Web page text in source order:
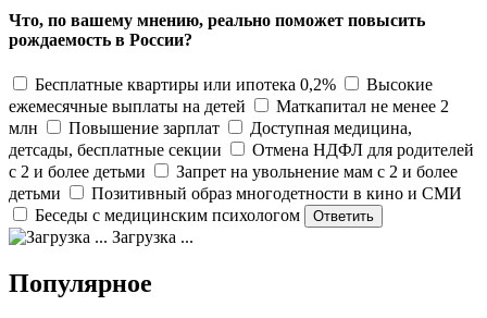
Что, по вашему мнению, реально поможет повысить
рождаемость в России?
Бесплатные квартиры или ипотека 0,2%
Высокие
ежемесячные выплаты на детей
Маткапитал не менее 2
млн
Повышение зарплат
Доступная медицина,
детсады, бесплатные секции
Отмена НДФЛ для родителей
с 2 и более детьми
Запрет на увольнение мам с 2 и более
детьми
Позитивный образ многодетности в кино и СМИ
Беседы с медицинским психологом
Загрузка ...
Популярное